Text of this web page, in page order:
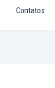
Contatos